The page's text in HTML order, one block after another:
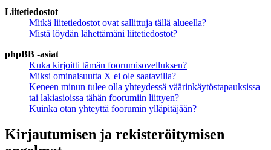
Liitetiedostot
Mitkä liitetiedostot ovat sallittuja tällä alueella?
Mistä löydän lähettämäni liitetiedostot?
phpBB -asiat
Kuka kirjoitti tämän foorumisovelluksen?
Miksi ominaisuutta X ei ole saatavilla?
Keneen minun tulee olla yhteydessä väärinkäytöstapauksissa
tai lakiasioissa tähän foorumiin liittyen?
Kuinka otan yhteyttä foorumin ylläpitäjään?
Kirjautumisen ja rekisteröitymisen